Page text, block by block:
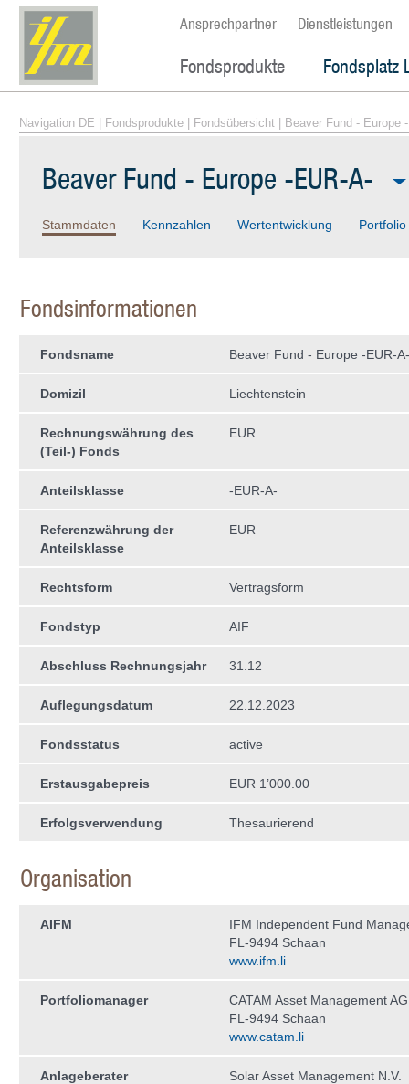
Ansprechpartner Dienstleistungen
Fondsprodukte Fondsplatz
Navigation DE Fondsprodukte Fondsübersicht | Beaver Fund - Europe
Beaver Fund - Europe -EUR-A-
Stammdaten Kennzahlen Wertentwicklung Portfolio
Fondsinformationen
Fondsname Beaver Fund - Europe -EUR-A-
Domizil Liechtenstein
Rechnungswährung des
(Teil-) Fonds
EUR
Anteilsklasse -EUR-A-
Referenzwährung der
Anteilsklasse
EUR
Rechtsform Vertragsform
Fondstyp AIF
Abschluss Rechnungsjahr 31.12
Auflegungsdatum 22.12.2023
Fondsstatus active
Erstausgabepreis EUR 1’000.00
Erfolgsverwendung Thesaurierend
Organisation
AIFM
IFM Independent Fund
FL-9494 Schaan
www.ifm.li
Portfoliomanager
CATAM Asset Management AG
FL-9494 Schaan
www.catam.li
Anlageberater
Solar Asset Management N.V.